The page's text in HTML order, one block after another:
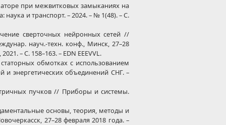
при межвитковых замыканиях на
и транспорт. – 2024. – № 1(48). – С.
сверточных нейронных сетей //
науч.-техн. конф., Минск, 27–28
– С. 158–163. – EDN EEEVVL.
обмотках с использованием
и энергетических объединений СНГ. –
пучков // Приборы и системы.
основы, теория, методы и
27–28 февраля 2018 года. –